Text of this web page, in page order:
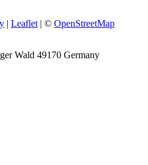
| Leaflet | © OpenStreetMap
Wald 49170 Germany